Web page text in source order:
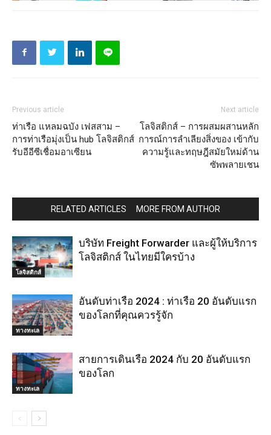
Previous article
ท่าเรือ แหลมฉบัง เฟสสาม –
การท่าเรือมุ่งเป็น hub โลจิสติกส์
รับอีอีซีเชื่อมอาเซียน
Next article
โลจิสติกส์ – การผสมผสานหลัก
การณ์การลำเลียงสิ่งของ เข้ากับ
ความรู้และทฤษฎีสมัยใหม่ด้าน
ซัพพลายเชน
RELATED ARTICLES MORE FROM AUTHOR
โลจิสติกส์
บริษัท Freight Forwarder และผู้ให้บริการ
โลจิสติกส์ ในไทยมีใครบ้าง
ทางทะเล
อันดับท่าเรือ 2024 : ท่าเรือ 20 อันดับแรก
ของโลกที่คุณควรรู้จัก
ทางทะเล
สายการเดินเรือ 2024 กับ 20 อันดับแรก
ของโลก